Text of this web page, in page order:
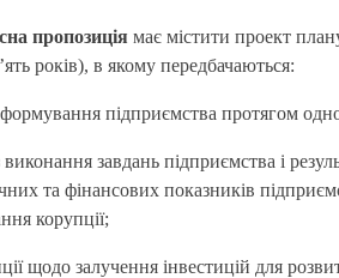
пропозиція має містити проект
років), в якому передбачаються:
підприємства протягом
виконання завдань підприємства і
та фінансових показників
корупції;
щодо залучення інвестицій для